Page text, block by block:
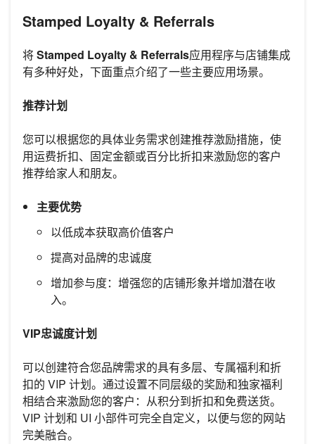
Stamped Loyalty & Referrals
将Stamped Loyalty & Referrals应用程序与店铺集成
有多种好处，下面重点介绍了一些主要应用场景。
推荐计划
您可以根据您的具体业务需求创建推荐激励措施，使
用运费折扣、固定金额或百分比折扣来激励您的客户
推荐给家人和朋友。
主要优势
以低成本获取高价值客户
提高对品牌的忠诚度
增加参与度：增强您的店铺形象并增加潜在收
入。
VIP忠诚度计划
可以创建符合您品牌需求的具有多层、专属福利和折
扣的 VIP 计划。通过设置不同层级的奖励和独家福利
相结合来激励您的客户：从积分到折扣和免费送货。
VIP 计划和 UI 小部件可完全自定义，以便与您的网站
完美融合。